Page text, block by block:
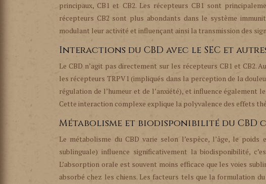
principaux, CB1 et CB2. Les récepteurs CB1 sont
récepteurs CB2 sont plus abondants dans le système
modulant leur activité et influençant ainsi la transmission des
Interactions du CBD avec le SEC et
Le CBD n’agit pas directement sur les récepteurs CB1 et CB2.
les récepteurs TRPV1 (impliqués dans la perception de la
régulation de l’humeur et de l’anxiété), et influence également
Cette interaction complexe explique la polyvalence des effets
Métabolisme et biodisponibilité du CBD
Le métabolisme du CBD varie selon l’espèce, l’âge, le
sublinguale) influence significativement la biodisponibilité,
L’absorption orale est souvent moins efficace que les voies
absorbé chez les chiens. Les facteurs tels que la formulation